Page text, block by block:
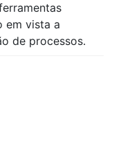
em vista a
de processos.